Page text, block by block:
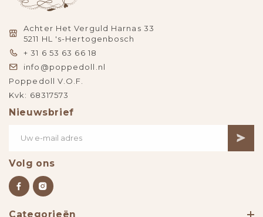
Achter Het Verguld Harnas 33
5211 HL 's-Hertogenbosch
+ 31 6 53 63 66 18
info@poppedoll.nl
Poppedoll V.O.F.
Kvk: 68317573
Nieuwsbrief
Volg ons
Categorieën